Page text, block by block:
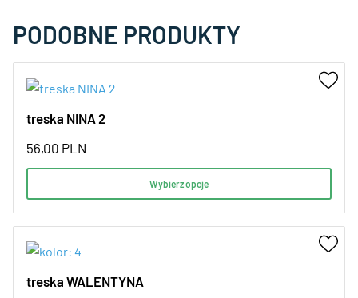
PODOBNE PRODUKTY
treska NINA 2
56,00 PLN
Wybierz opcje
treska WALENTYNA